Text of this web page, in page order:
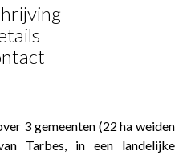
3 gemeenten (22 ha weiden
Tarbes, in een landelijke